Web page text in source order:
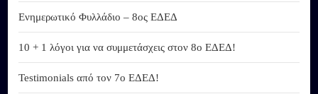
Ενημερωτικό Φυλλάδιο – 8ος ΕΔΕΔ
10 + 1 λόγοι για να συμμετάσχεις στον 8ο ΕΔΕΔ!
Testimonials από τον 7ο ΕΔΕΔ!